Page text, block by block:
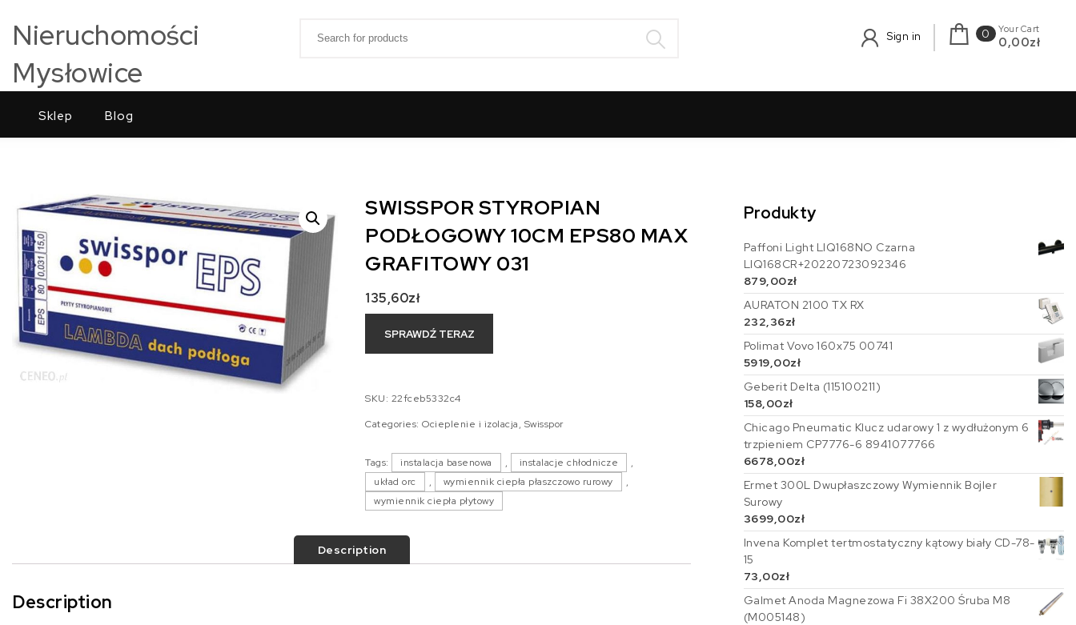
Nieruchomości
Mysłowice
Sign in
0 Your Cart
0,00zł
Sklep Blog
SWISSPOR STYROPIAN
PODŁOGOWY 10CM EPS80 MAX
GRAFITOWY 031
135,60zł
SPRAWDŹ TERAZ
SKU: 22fceb5332c4
Categories:Ocieplenie i izolacja, Swisspor
Tags: instalacja basenowa , instalacje chłodnicze
,
układ orc
, wymiennik ciepła płaszczowo rurowy
,
wymiennik ciepła płytowy
Description
Description
Produkty
Paffoni Light LIQ168NO Czarna
LIQ168CR+20220723092346
879,00zł
AURATON 2100 TX RX
232,36zł
Polimat Vovo 160x75 00741
5919,00zł
Geberit Delta (115100211)
158,00zł
Chicago Pneumatic Klucz udarowy 1 z wydłużonym 6
trzpieniem CP7776-6 8941077766
6678,00zł
Ermet 300L Dwupłaszczowy Wymiennik Bojler
Surowy
3699,00zł
Invena Komplet tertmostatyczny kątowy biały CD-78-
15
73,00zł
Galmet Anoda Magnezowa Fi 38X200 Śruba M8
(M005148)